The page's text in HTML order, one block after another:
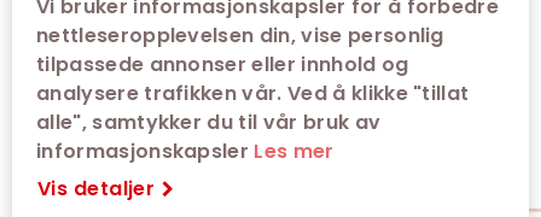
Vi bruker informasjonskapsler for å forbedre
nettleseropplevelsen din, vise personlig
tilpassede annonser eller innhold og
analysere trafikken vår. Ved å klikke "tillat
alle", samtykker du til vår bruk av
informasjonskapsler Les mer
Vis detaljer